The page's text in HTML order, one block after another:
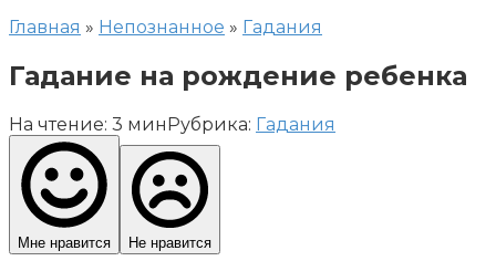
Главная » Непознанное » Гадания
Гадание на рождение ребенка
На чтение: 3 минРубрика: Гадания
Мне нравится Не нравится